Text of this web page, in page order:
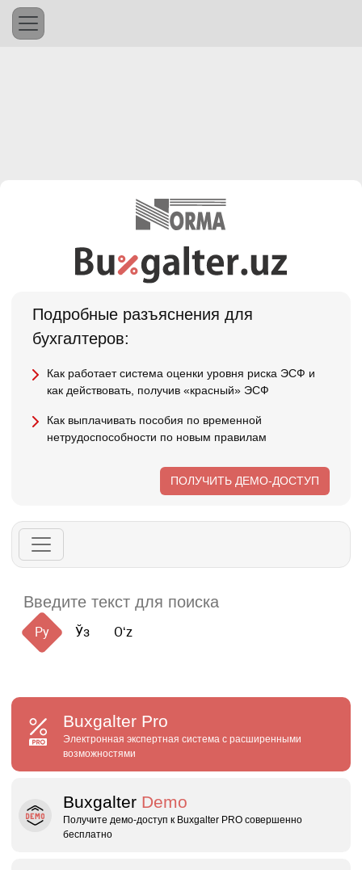
Подробные разъяснения для
бухгалтеров:
Как работает система оценки уровня риска ЭСФ и
как действовать, получив «красный» ЭСФ
Как выплачивать пособия по временной
нетрудоспособности по новым правилам
ПОЛУЧИТЬ ДЕМО-ДОСТУП
Ру Ўз Oʻz
Buxgalter Pro
Электронная экспертная система с расширенными
возможностями
Buxgalter Demo
Получите демо‑доступ к Buxgalter PRO совершенно
бесплатно